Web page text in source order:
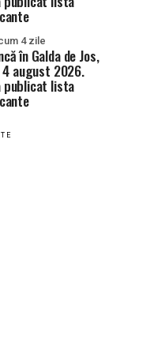
4 zile
în Galda de Jos,
august 2026.
publicat lista